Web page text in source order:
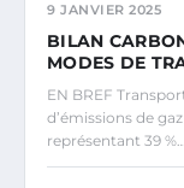
9 JANVIER 2025
BILAN
MODES DE
EN BREF
d’émissions de
représentant 39 %…